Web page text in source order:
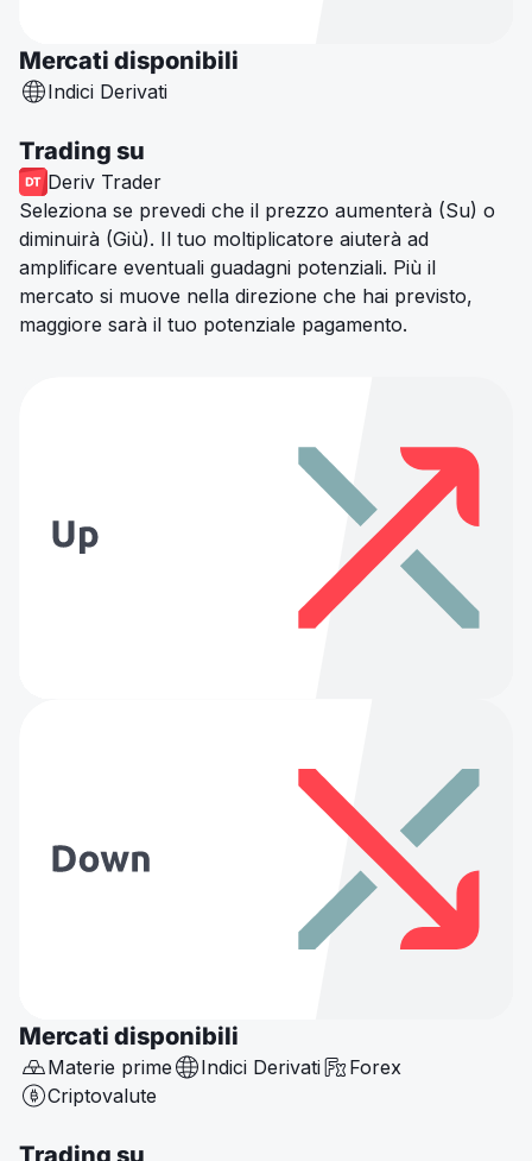
Mercati disponibili
Indici Derivati
Trading su
Deriv Trader
Seleziona se prevedi che il prezzo aumenterà (Su) o
diminuirà (Giù). Il tuo moltiplicatore aiuterà ad
amplificare eventuali guadagni potenziali. Più il
mercato si muove nella direzione che hai previsto,
maggiore sarà il tuo potenziale pagamento.
Mercati disponibili
Materie prime Indici Derivati
Forex
Criptovalute